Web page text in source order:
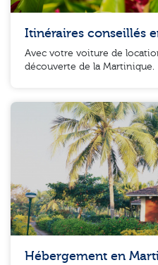
Itinéraires conseillés
Avec votre voiture de
découverte de la Martinique.
Hébergement en